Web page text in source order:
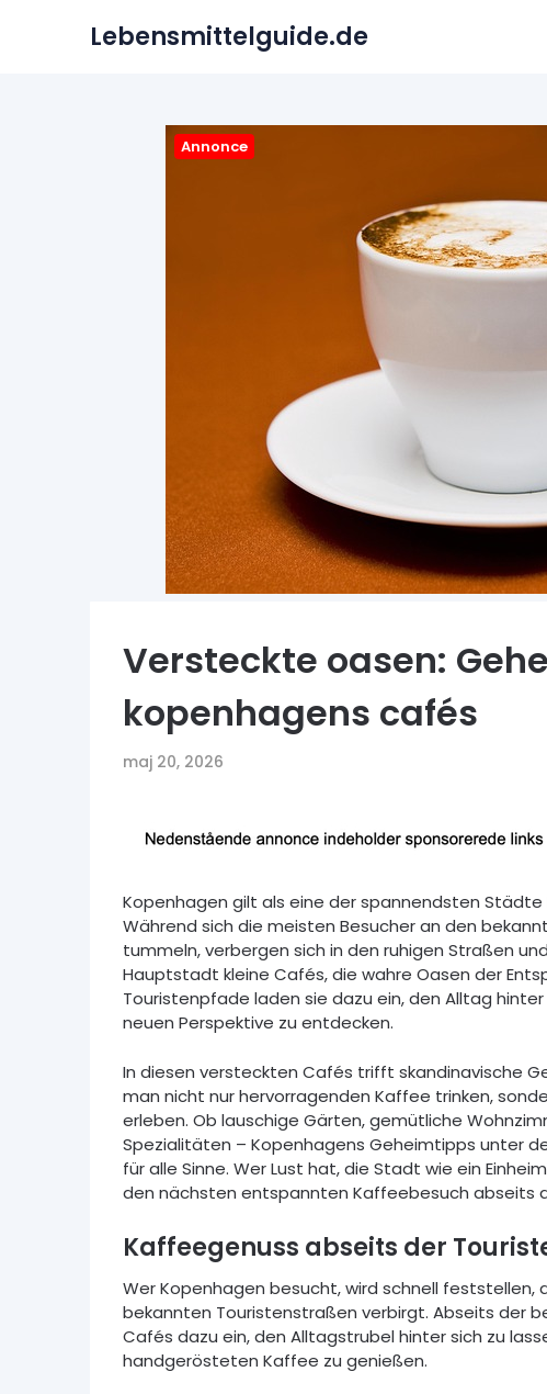
Lebensmittelguide.de
Annonce
Versteckte oasen:
kopenhagens cafés
maj 20, 2026
Kopenhagen gilt als eine der spannendsten
Während sich die meisten Besucher an den
tummeln, verbergen sich in den ruhigen Straßen
Hauptstadt kleine Cafés, die wahre Oasen der
Touristenpfade laden sie dazu ein, den Alltag
neuen Perspektive zu entdecken.
In diesen versteckten Cafés trifft skandinavische
man nicht nur hervorragenden Kaffee trinken,
erleben. Ob lauschige Gärten, gemütliche
Spezialitäten – Kopenhagens Geheimtipps unter
für alle Sinne. Wer Lust hat, die Stadt wie ein
den nächsten entspannten Kaffeebesuch abseits
Kaffeegenuss abseits der
Wer Kopenhagen besucht, wird schnell
bekannten Touristenstraßen verbirgt. Abseits der
Cafés dazu ein, den Alltagstrubel hinter sich zu
handgerösteten Kaffee zu genießen.